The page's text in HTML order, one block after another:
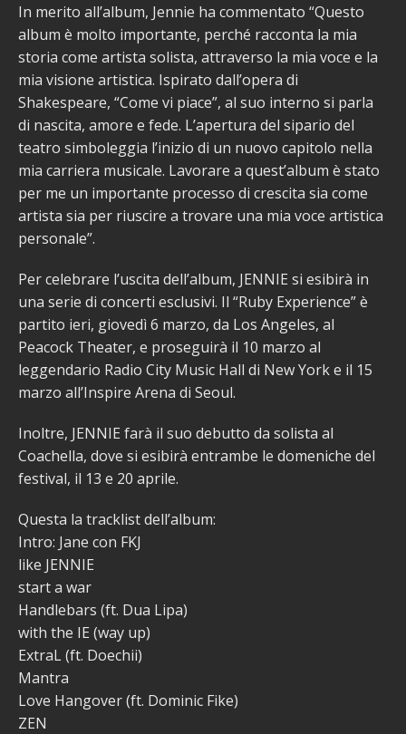
In merito all’album, Jennie ha commentato “Questo
album è molto importante, perché racconta la mia
storia come artista solista, attraverso la mia voce e la
mia visione artistica. Ispirato dall’opera di
Shakespeare, “Come vi piace”, al suo interno si parla
di nascita, amore e fede. L’apertura del sipario del
teatro simboleggia l’inizio di un nuovo capitolo nella
mia carriera musicale. Lavorare a quest’album è stato
per me un importante processo di crescita sia come
artista sia per riuscire a trovare una mia voce artistica
personale”.
Per celebrare l’uscita dell’album, JENNIE si esibirà in
una serie di concerti esclusivi. Il “Ruby Experience” è
partito ieri, giovedì 6 marzo, da Los Angeles, al
Peacock Theater, e proseguirà il 10 marzo al
leggendario Radio City Music Hall di New York e il 15
marzo all’Inspire Arena di Seoul.
Inoltre, JENNIE farà il suo debutto da solista al
Coachella, dove si esibirà entrambe le domeniche del
festival, il 13 e 20 aprile.
Questa la tracklist dell’album:
Intro: Jane con FKJ
like JENNIE
start a war
Handlebars (ft. Dua Lipa)
with the IE (way up)
ExtraL (ft. Doechii)
Mantra
Love Hangover (ft. Dominic Fike)
ZEN